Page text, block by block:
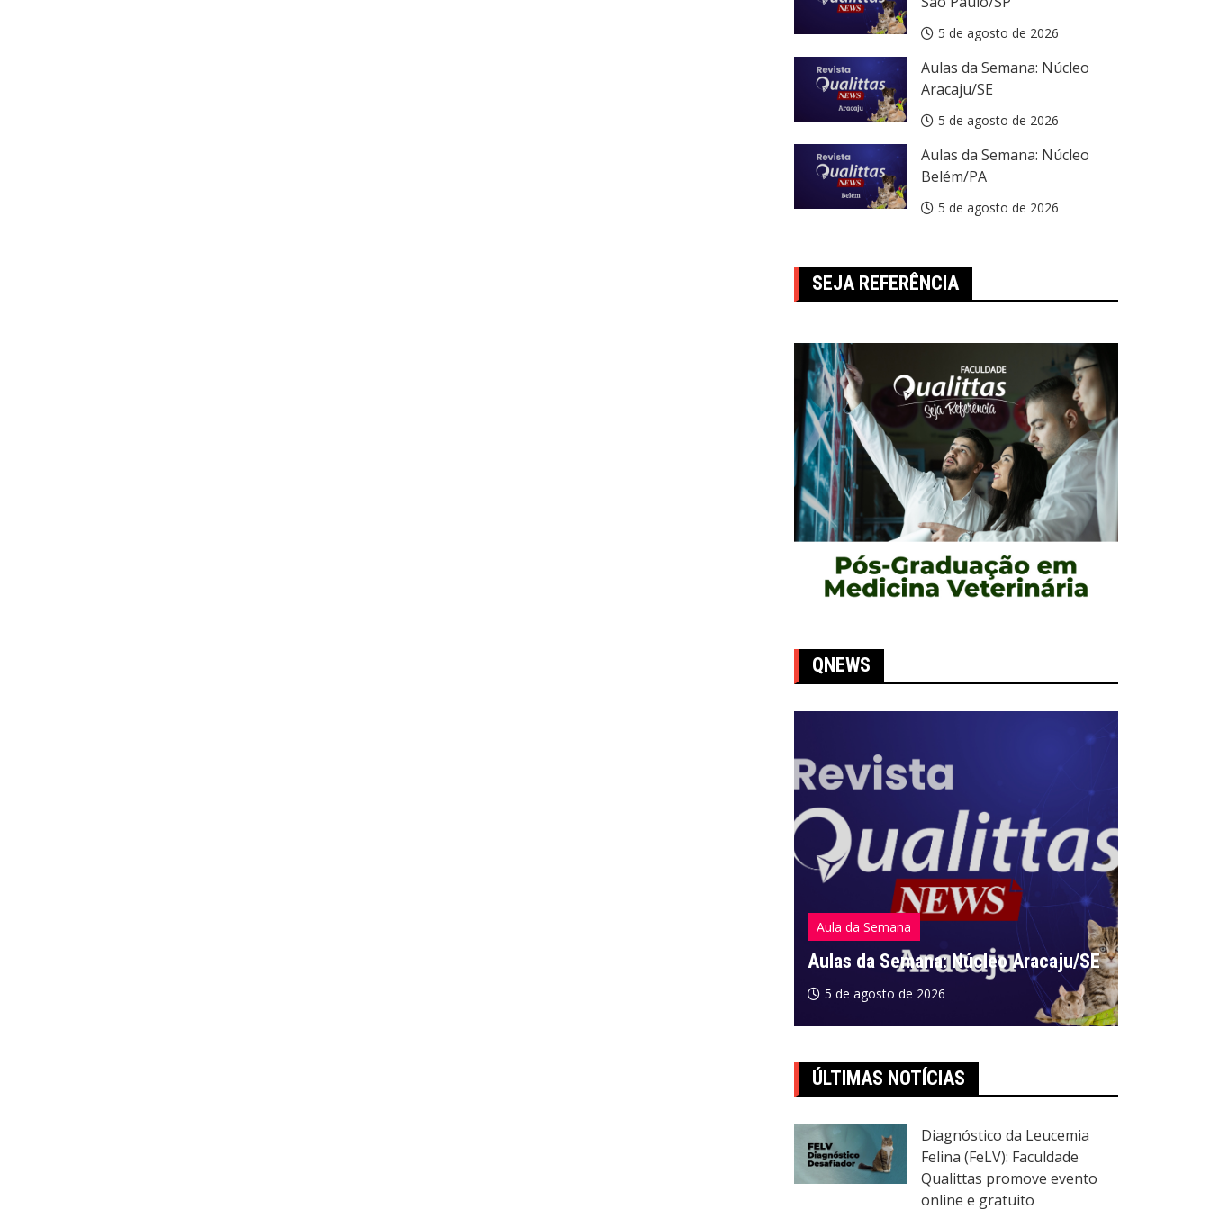
5 de agosto de 2026
Aulas da Semana: Núcleo
Aracaju/SE
5 de agosto de 2026
Aulas da Semana: Núcleo
Belém/PA
5 de agosto de 2026
SEJA REFERÊNCIA
QNEWS
Aula da Semana
Aulas da Semana: Núcleo Aracaju/SE
5 de agosto de 2026
ÚLTIMAS NOTÍCIAS
Diagnóstico da Leucemia
Felina (FeLV): Faculdade
Qualittas promove evento
online e gratuito